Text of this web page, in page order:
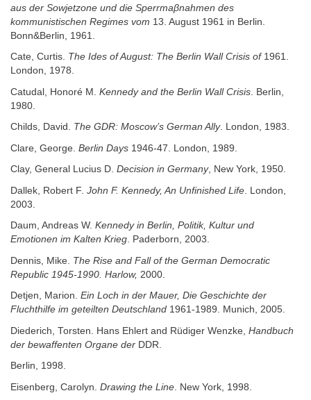
aus der Sowjetzone und die Sperrmaβnahmen des
kommunistischen Regimes vom 13. August 1961 in Berlin.
Bonn&Berlin, 1961.
Cate, Curtis. The Ides of August: The Berlin Wall Crisis of1961.
London, 1978.
Catudal, Honoré M. Kennedy and the Berlin Wall Crisis . Berlin,
1980.
Childs, David. The GDR: Moscow’s German Ally. London, 1983.
Clare, George. Berlin Days 1946-47. London, 1989.
Clay, General Lucius D. Decision in Germany, New York, 1950.
Dallek, Robert F. John F. Kennedy, An Unfinished Life . London,
2003.
Daum, Andreas W. Kennedy in Berlin, Politik, Kultur und
Emotionen im Kalten Krieg. Paderborn, 2003.
Dennis, Mike. The Rise and Fall of the German Democratic
Republic 1945-1990. Harlow, 2000.
Detjen, Marion. Ein Loch in der Mauer, Die Geschichte der
Fluchthilfe im geteilten Deutschland 1961-1989. Munich, 2005.
Diederich, Torsten. Hans Ehlert and Rüdiger Wenzke, Handbuch
der bewaffenten Organe der DDR.
Berlin, 1998.
Eisenberg, Carolyn. Drawing the Line . New York, 1998.